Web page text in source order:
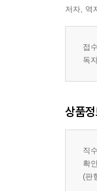
저자, 역
접
독
상품
직
확
(판